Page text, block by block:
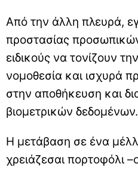
Από την άλλη πλευρά,
προστασίας
ειδικούς να τονίζουν
νομοθεσία και ισχυρά
στην αποθήκευση και
βιομετρικών δεδομένων.
Η μετάβαση σε ένα
χρειάζεσαι πορτοφόλι